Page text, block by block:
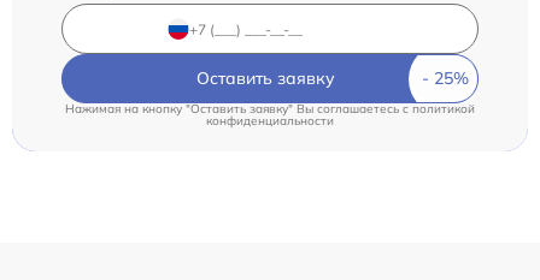
Оставить заявку
Нажимая на кнопку "Оставить заявку" Вы соглашаетесь cполитикой
конфиденциальности